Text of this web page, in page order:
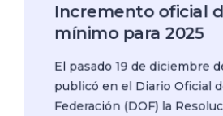
Incremento oficial
mínimo para 2025
El pasado 19 de diciembre
publicó en el Diario Oficial
Federación (DOF) la